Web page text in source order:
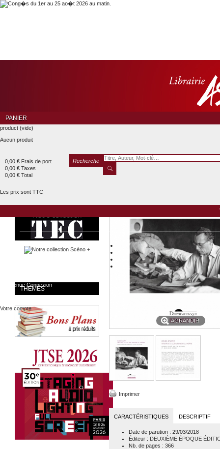
Recherche
PANIER
product (vide)
Aucun produit
0,00 € Frais de port
0,00 € Taxes
0,00 € Total
Les prix sont TTC
Bienvenue Connexion
Votre compte
THÈMES
AGRANDIR
Imprimer
CARACTÉRISTIQUES DESCRIPTIF
Date de parution : 29/03/2018
Éditeur : DEUXIÈME ÉPOQUE
Nb. de pages : 366